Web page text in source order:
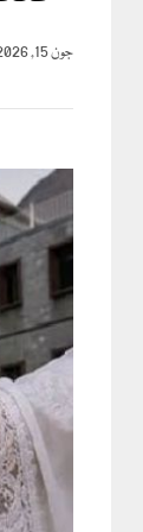
جون 15, 2026